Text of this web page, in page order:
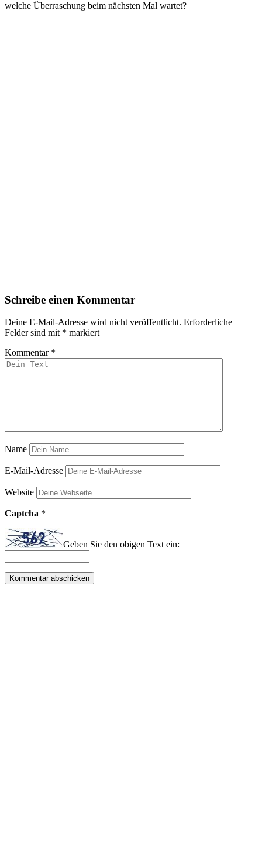
welche Überraschung beim nächsten Mal wartet?
Schreibe einen Kommentar
Deine E-Mail-Adresse wird nicht veröffentlicht. Erforderliche
Felder sind mit * markiert
Kommentar *
Name
E-Mail-Adresse
Website
Captcha *
Geben Sie den obigen Text ein: